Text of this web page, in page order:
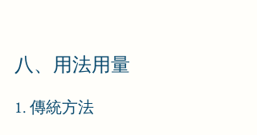
八、用法用量
1. 傳統方法